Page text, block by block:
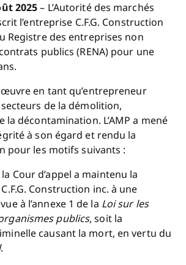
2025– L’Autorité des marchés
l’entreprise C.F.G. Construction
Registre des entreprises non
publics (RENA) pour une
en tant qu’entrepreneur
de la démolition,
la décontamination. L’AMP a mené
à son égard et rendu la
pour les motifs suivants :
Cour d’appel a maintenu la
Construction inc. à une
à l’annexe 1 de la Loi sur les
publics, soit la
causant la mort, en vertu du
.